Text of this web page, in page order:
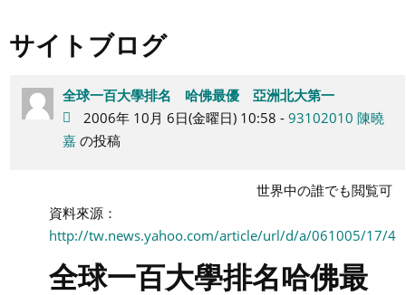
を
検
サイトブログ
全球一百大學排名 哈佛最優 亞洲北大第一
2006年 10月 6日(金曜日) 10:58 - 93102010 陳曉
嘉 の投稿
世界中の誰でも閲覧可
資料來源：
http://tw.news.yahoo.com/article/url/d/a/061005/17/
全球一百大學排名哈佛最